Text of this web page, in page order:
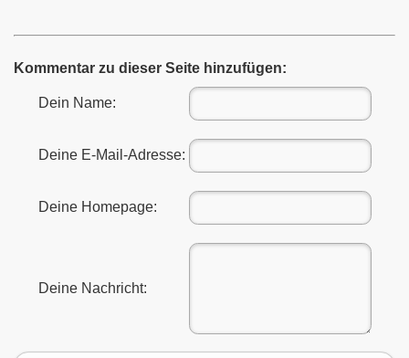
Kommentar zu dieser Seite hinzufügen:
Dein Name:
Deine E-Mail-Adresse:
Deine Homepage:
Deine Nachricht: